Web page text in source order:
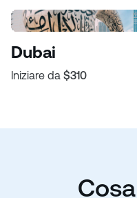
Dubai
Iniziare da $310